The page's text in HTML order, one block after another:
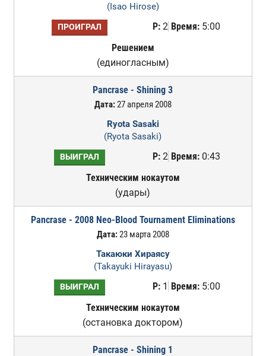
(Isao Hirose)
ПРОИГРАЛ Р:2 Время:5:00
Решением
(единогласным)
Pancrase - Shining 3
Дата:27 апреля 2008
Ryota Sasaki
(Ryota Sasaki)
ВЫИГРАЛ Р:2 Время:0:43
Техническим нокаутом
(удары)
Pancrase - 2008 Neo-Blood Tournament Eliminations
Дата:23 марта 2008
Такаюки Хираясу
(Takayuki Hirayasu)
ВЫИГРАЛ Р:1 Время:5:00
Техническим нокаутом
(остановка доктором)
Pancrase - Shining 1